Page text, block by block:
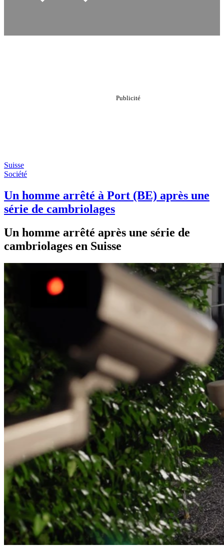
Suisse
Société
Un homme arrêté à Port (BE) après une
série de cambriolages
Un homme arrêté après une série de
cambriolages en Suisse